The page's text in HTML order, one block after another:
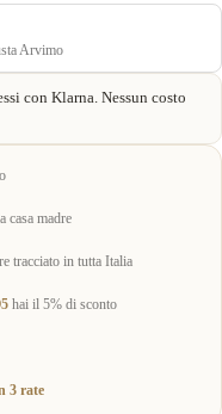
Arvimo
con Klarna. Nessun costo
casa madre
tracciato in tutta Italia
hai il 5% di sconto
3 rate